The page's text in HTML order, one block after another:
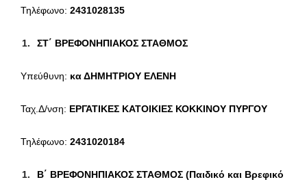
Τηλέφωνο: 2431028135
ΣΤ΄ ΒΡΕΦΟΝΗΠΙΑΚΟΣ ΣΤΑΘΜΟΣ
Υπεύθυνη: κα ΔΗΜΗΤΡΙΟΥ ΕΛΕΝΗ
Ταχ.Δ/νση: ΕΡΓΑΤΙΚΕΣ ΚΑΤΟΙΚΙΕΣ ΚΟΚΚΙΝΟΥ ΠΥΡΓΟΥ
Τηλέφωνο: 2431020184
Β΄ ΒΡΕΦΟΝΗΠΙΑΚΟΣ ΣΤΑΘΜΟΣ (Παιδικό και Βρεφικό